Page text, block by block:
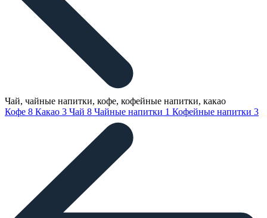
Чай, чайные напитки, кофе, кофейные напитки, какао
Кофе 8 Какао 3 Чай 8 Чайные напитки 1 Кофейные напитки 3